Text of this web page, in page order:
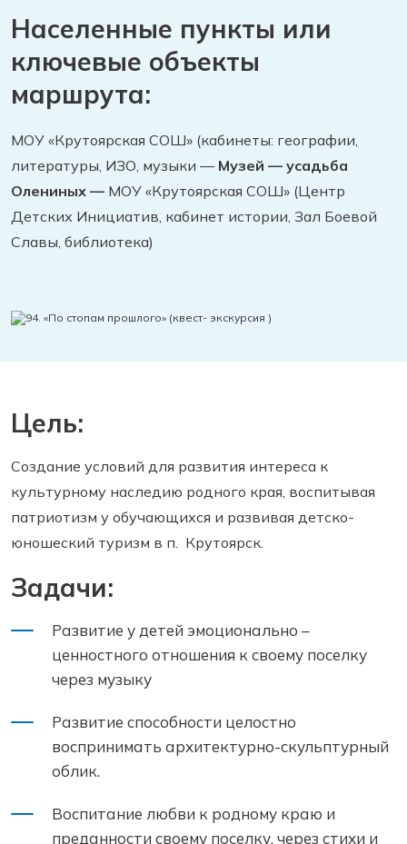
Населенные пункты или
ключевые объекты
маршрута:
МОУ «Крутоярская СОШ» (кабинеты: географии,
литературы, ИЗО, музыки — Музей — усадьба
Олениных — МОУ «Крутоярская СОШ» (Центр
Детских Инициатив, кабинет истории, Зал Боевой
Славы, библиотека)
Цель:
Создание условий для развития интереса к
культурному наследию родного края, воспитывая
патриотизм у обучающихся и развивая детско-
юношеский туризм в п. Крутоярск.
Задачи:
Развитие у детей эмоционально –
ценностного отношения к своему поселку
через музыку
Развитие способности целостно
воспринимать архитектурно-скульптурный
облик.
Воспитание любви к родному краю и
преданности своему поселку, через стихи и